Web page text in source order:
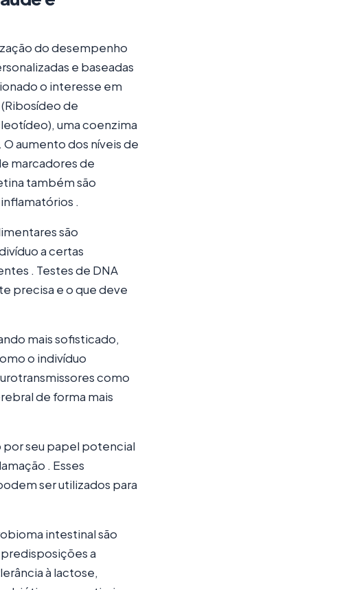
do desempenho
e baseadas
o interesse em
de
uma coenzima
aumento dos níveis de
marcadores de
também são
.
são
a certas
. Testes de DNA
precisa e o que deve
mais sofisticado,
o indivíduo
como
de forma mais
por seu papel potencial
. Esses
ser utilizados para
intestinal são
a
à lactose,